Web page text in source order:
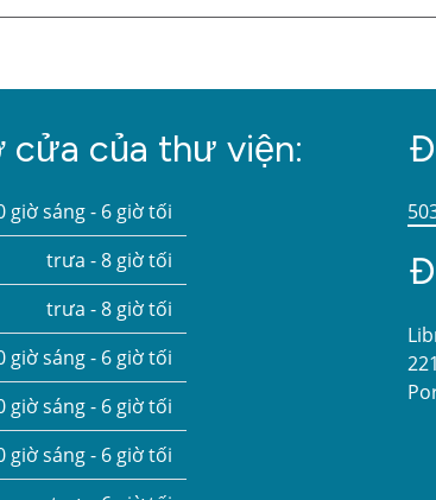
cửa của thư viện:
giờ sáng - 6 giờ tối
trưa - 8 giờ tối
trưa - 8 giờ tối
giờ sáng - 6 giờ tối
giờ sáng - 6 giờ tối
giờ sáng - 6 giờ tối